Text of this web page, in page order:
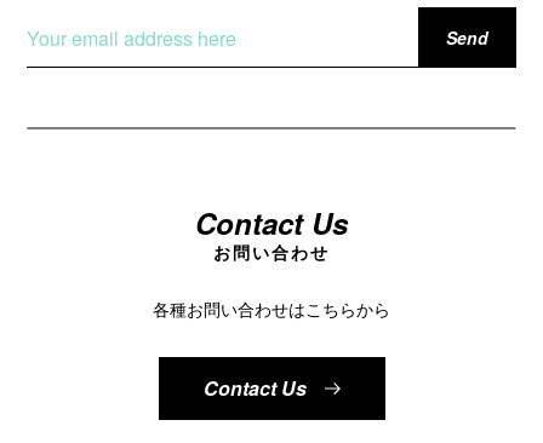
Contact Us
お問い合わせ
各種お問い合わせはこちらから
Contact Us